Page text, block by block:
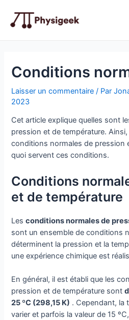
contenu
Conditions
Laisser un commentaire / Par
2023
Cet article explique quelles sont
pression et de température.
conditions normales de pression
quoi servent ces conditions.
Conditions
et de température
Lesconditions normales de
sont un ensemble de conditions
déterminent la pression et la
une expérience chimique est
En général, il est établi que les
pression et de température sont
25 ºC (298,15 K) . Cependant, la
varier et parfois la valeur de 15